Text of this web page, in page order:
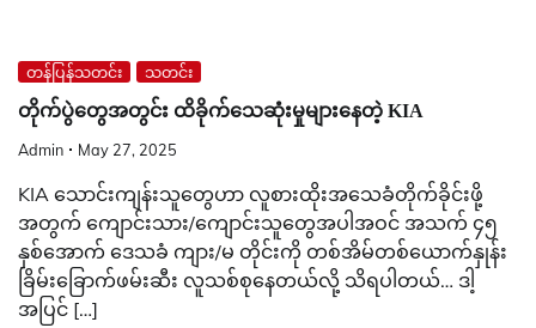
တန်ပြန်သတင်း သတင်း
တိုက်ပွဲတွေအတွင်း ထိခိုက်သေဆုံးမှုများနေတဲ့ KIA
Admin May 27, 2025
KIA သောင်းကျန်းသူတွေဟာ လူစားထိုးအသေခံတိုက်ခိုင်းဖို့
အတွက် ကျောင်းသား/ကျောင်းသူတွေအပါအဝင် အသက် ၄၅
နှစ်အောက် ဒေသခံ ကျား/မ တိုင်းကို တစ်အိမ်တစ်ယောက်နှုန်း
ခြိမ်းခြောက်ဖမ်းဆီး လူသစ်စုနေတယ်လို့ သိရပါတယ်… ဒါ့
အပြင် […]